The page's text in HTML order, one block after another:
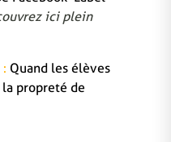
ici plein
Quand les élèves
propreté de